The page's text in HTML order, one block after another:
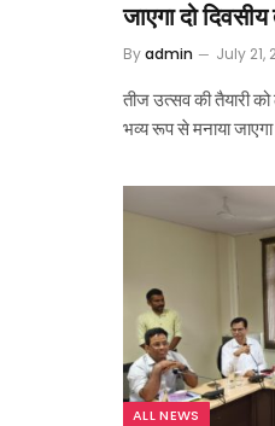
जाएगा दो
Byadmin July 21,
तीज उत्सव की तैयारी
भव्य रूप से मनाया
ALL NEWS